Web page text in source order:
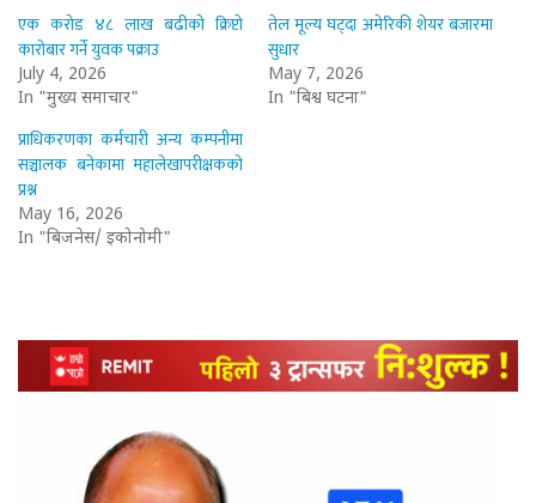
एक करोड ४८ लाख बढीको क्रिप्टो
कारोबार गर्ने युवक पक्राउ
July 4, 2026
In "मुख्य समाचार"
तेल मूल्य घट्दा अमेरिकी शेयर बजारमा
सुधार
May 7, 2026
In "बिश्व घटना"
प्राधिकरणका कर्मचारी अन्य कम्पनीमा
सञ्चालक बनेकामा महालेखापरीक्षकको
प्रश्न
May 16, 2026
In "बिजनेस/ इकोनोमी"